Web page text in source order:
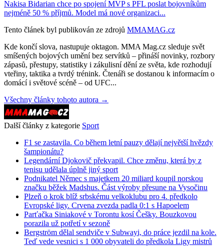
Nakisa Bidarian chce po spojení MVP s PFL poslat bojovníkům
nejméně 50 % příjmů. Model má nové organizaci...
Tento článek byl publikován ze zdrojů MMAMAG.cz
Kde končí slova, nastupuje oktagon. MMA Mag.cz sleduje svět
smíšených bojových umění bez servítků – přináší novinky, rozbory
zápasů, přestupy, statistiky i zákulisní dění ze světa, kde rozhodují
vteřiny, taktika a tvrdý trénink. Čtenáři se dostanou k informacím o
domácí i světové scéně – od UFC...
Všechny články tohoto autora →
Další články z kategorie Sport
F1 se zastavila. Co během letní pauzy dělají největší hvězdy
šampionátu?
Legendární Djokovič překvapil. Chce změnu, která by z
tenisu udělala úplně jiný sport
Podnikatel Němec s majetkem 20 miliard koupil norskou
značku běžek Madshus. Část výroby přesune na Vysočinu
Plzeň o krok blíž srbskému velkoklubu pro 4. předkolo
Evropské ligy. Crvena zvezda padla 0:1 s Hapoelem
Parťačka Siniakové v Torontu kosí Češky. Bouzkovou
porazila už potřetí v sezoně
Bergström dělal sendviče v Subwayi, do práce jezdil na kole.
Teď vede vesnici s 1 000 obyvateli do předkola Ligy mistrů